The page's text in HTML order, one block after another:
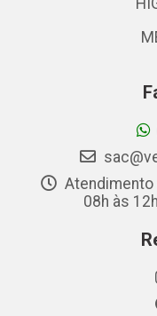
08h às